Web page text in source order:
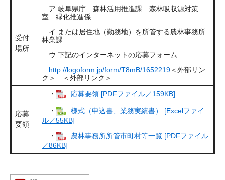
受付
場所
ア.岐阜県庁 森林活用推進課 森林吸収源対策
室 緑化推進係
イ.または居住地（勤務地）を所管する農林事務所
林業課
ウ.下記のインターネットの応募フォーム
http://logoform.jp/form/T8mB/1652219＜外部リン
ク＞
＜外部リンク＞
応募
要領
・ 応募要領 [PDFファイル／159KB]
・
様式（申込書、業務実績書） [Excelファイ
ル／55KB]
・
農林事務所所管市町村等一覧 [PDFファイル
／86KB]